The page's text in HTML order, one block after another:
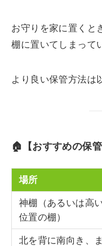
お守りを家に置くと
棚に置いてしまって
より良い保管方法は
🏠【おすすめの保管
場所
神棚（あるいは高
位置の棚）
北を背に南向き、ま